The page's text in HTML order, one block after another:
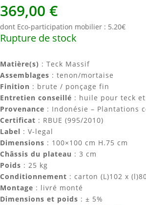
369,00 €
dont Eco-participation mobilier : 5.20€
Rupture de stock
Matière(s) : Teck Massif
Assemblages : tenon/mortaise
Finition : brute / ponçage fin
Entretien conseillé : huile pour teck
Provenance : Indonésie – Plantations
Certificat : RBUE (995/2010)
Label : V-legal
Dimensions : 100×100 cm H.75 cm
Châssis du plateau : 3 cm
Poids : 25 kg
Conditionnement : carton (L)102 x
Montage : livré monté
Dimensions et poids : ± 5%